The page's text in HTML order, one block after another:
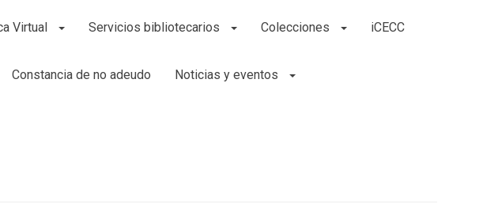
Virtual Servicios bibliotecarios Colecciones iCECC
Constancia de no adeudo Noticias y eventos